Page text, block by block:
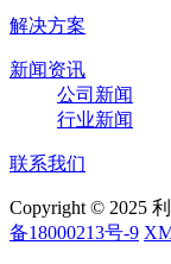
解决方案
新闻资讯
公司新闻
行业新闻
联系我们
Copyright © 2025
备18000213号-9